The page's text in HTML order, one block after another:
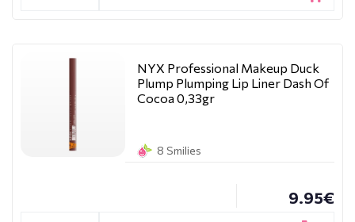
NYX Professional Makeup Duck
Plump Plumping Lip Liner Dash Of
Cocoa 0,33gr
8 Smilies
9.95€